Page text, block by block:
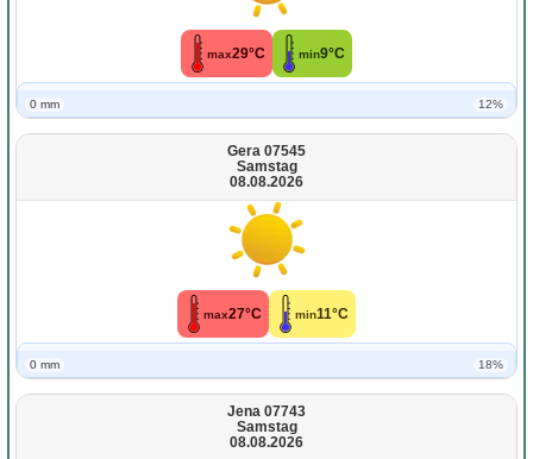
max29°C min9°C
0 mm 12%
Gera 07545
Samstag
08.08.2026
max27°C min11°C
0 mm 18%
Jena 07743
Samstag
08.08.2026